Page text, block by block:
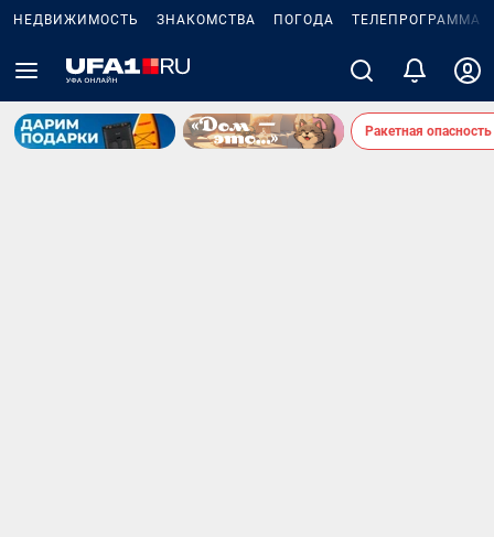
НЕДВИЖИМОСТЬ ЗНАКОМСТВА ПОГОДА ТЕЛЕПРОГРАММА
Ракетная